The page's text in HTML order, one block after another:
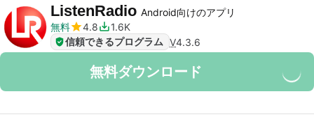
ListenRadio Android向けのアプリ
無料
4.8
1.6K
信頼できるプログラム V4.3.6
無料ダウンロード